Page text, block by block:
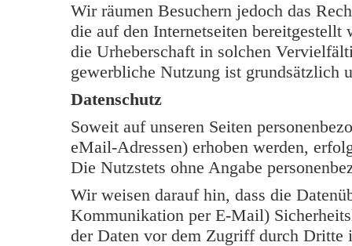
Wir räumen Besuchern jedoch das
die auf den Internetseiten
die Urheberschaft in solchen
gewerbliche Nutzung ist grundsätzlich
Datenschutz
Soweit auf unseren Seiten
eMail-Adressen) erhoben werden,
Die Nutzstets ohne Angabe
Wir weisen darauf hin, dass die
Kommunikation per E-Mail)
der Daten vor dem Zugriff durch Dritte